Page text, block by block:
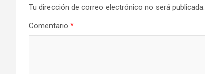
Tu dirección de correo electrónico no será publicada.
Comentario *